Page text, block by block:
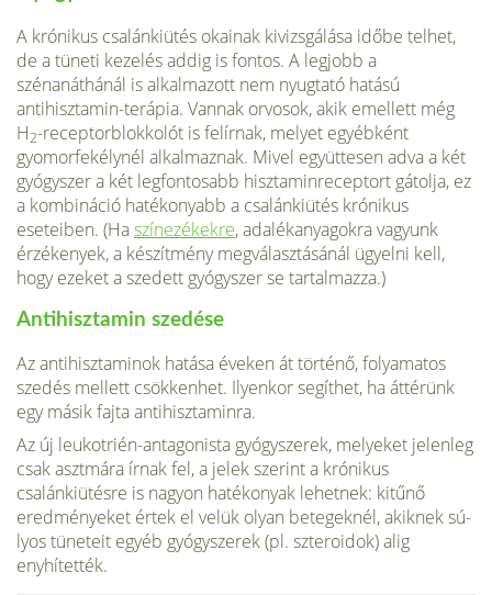
A krónikus csalánkiütés okainak kivizsgálása időbe telhet,
de a tüneti kezelés addig is fon­tos. A legjobb a
szénanáthánál is alkalma­zott nem nyugtató hatású
antihisztamin-terápia. Vannak orvosok, akik emellett még
H2-receptorblokkolót is felírnak, melyet egyéb­ként
gyomorfekélynél alkalmaznak. Mivel együt­tesen adva a két
gyógyszer a két legfontosabb hisztaminreceptort gátolja, ez
a kombináció haté­konyabb a csalánkiütés krónikus
eseteiben. (Haszínezékekre, adalékanyagokra vagyunk
érzé­kenyek, a készítmény megválasztásánál ügyelni kell,
hogy ezeket a szedett gyógyszer se tartal­mazza.)
Antihisztamin szedése
Az antihisztaminok hatása éveken át történő, folyamatos
szedés mellett csökkenhet. Ilyenkor segíthet, ha áttérünk
egy másik fajta antihisztaminra.
Az új leukotrién-antagonista gyógyszerek, melyeket jelenleg
csak asztmára írnak fel, a jelek szerint a krónikus
csalánkiütésre is na­gyon hatékonyak lehetnek: kitűnő
eredménye­ket értek el velük olyan betegeknél, akiknek sú­
lyos tüneteit egyéb gyógyszerek (pl. szteroidok) alig
enyhítették.